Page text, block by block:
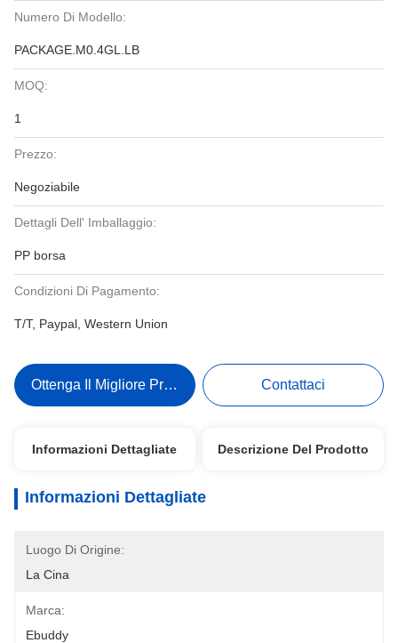
Numero Di Modello:
PACKAGE.M0.4GL.LB
MOQ:
1
Prezzo:
Negoziabile
Dettagli Dell' Imballaggio:
PP borsa
Condizioni Di Pagamento:
T/T, Paypal, Western Union
Ottenga Il Migliore Prezzo Contattaci
Informazioni Dettagliate Descrizione Del Prodotto
Informazioni Dettagliate
Luogo Di Origine:
La Cina
Marca:
Ebuddy